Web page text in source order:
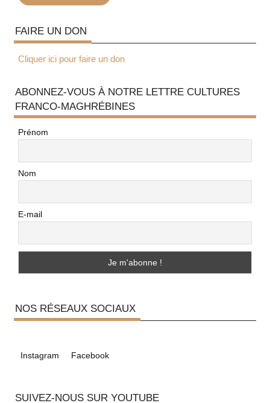
FAIRE UN DON
Cliquer ici pour faire un don
ABONNEZ-VOUS À NOTRE LETTRE CULTURES
FRANCO-MAGHRÉBINES
Prénom
Nom
E-mail
NOS RÉSEAUX SOCIAUX
Instagram Facebook
SUIVEZ-NOUS SUR YOUTUBE